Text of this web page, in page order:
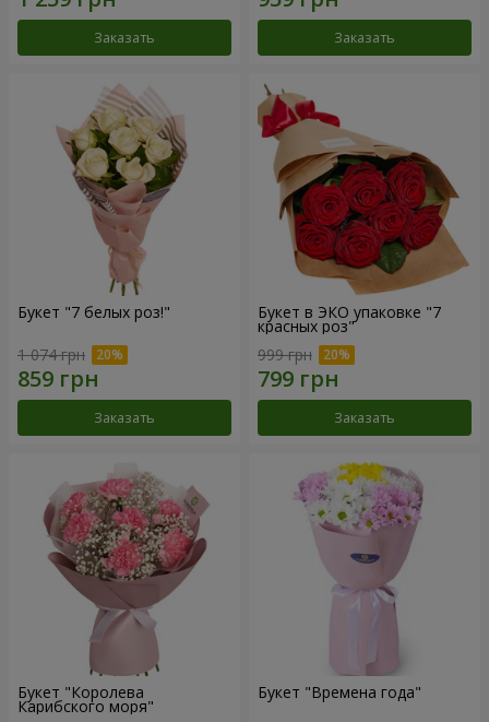
Заказать Заказать
Букет "7 белых роз!"
1 074 грн
Заказать
Букет в ЭКО упаковке "7
красных роз"
999 грн
Заказать
Букет "Королева
Карибского моря"
Букет "Времена года"